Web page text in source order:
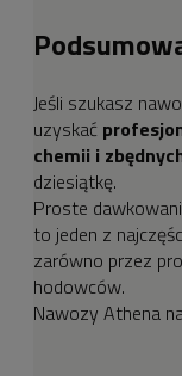
Jeśli szukasz
uzyskać
chemii i
dziesiątkę.
Proste
to jeden z
zarówno przez
hodowców.
Nawozy Athena